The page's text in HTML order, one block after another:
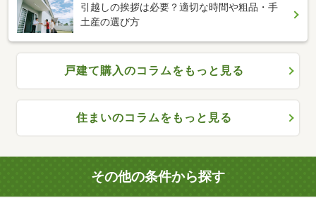
引越しの挨拶は必要？適切な時間や粗品・手
土産の選び方
戸建て購入のコラムをもっと見る
住まいのコラムをもっと見る
その他の条件から探す